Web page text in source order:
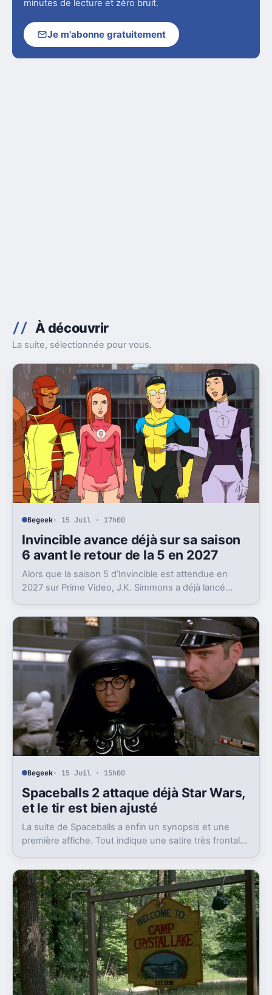
minutes de lecture et zéro bruit.
Je m'abonne gratuitement
À découvrir
La suite, sélectionnée pour vous.
Begeek· 15 Juil · 17h00
Invincible avance déjà sur sa saison
6 avant le retour de la 5 en 2027
Alors que la saison 5 d’Invincible est attendue en
2027 sur Prime Video, J.K. Simmons a déjà lancé
Begeek· 15 Juil · 15h00
Spaceballs 2 attaque déjà Star Wars,
et le tir est bien ajusté
La suite de Spaceballs a enfin un synopsis et une
première affiche. Tout indique une satire très frontale